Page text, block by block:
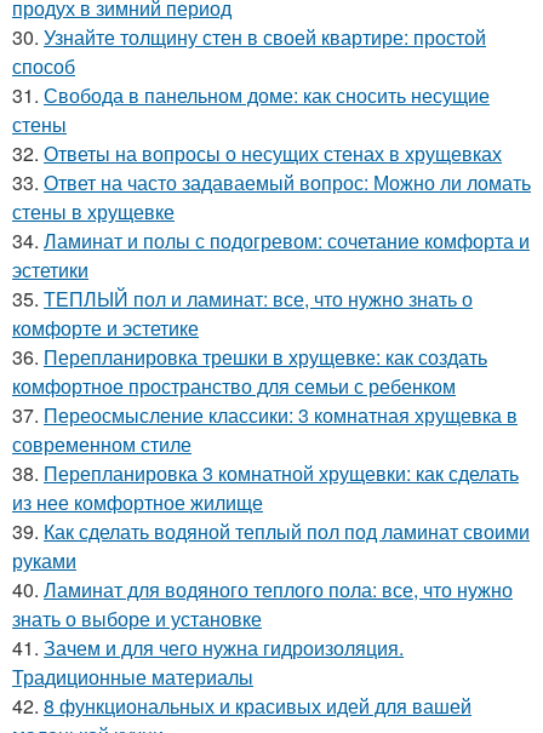
продух в зимний период
30. Узнайте толщину стен в своей квартире: простой
способ
31. Свобода в панельном доме: как сносить несущие
стены
32. Ответы на вопросы о несущих стенах в хрущевках
33. Ответ на часто задаваемый вопрос: Можно ли ломать
стены в хрущевке
34. Ламинат и полы с подогревом: сочетание комфорта и
эстетики
35. ТЕПЛЫЙ пол и ламинат: все, что нужно знать о
комфорте и эстетике
36. Перепланировка трешки в хрущевке: как создать
комфортное пространство для семьи с ребенком
37. Переосмысление классики: 3 комнатная хрущевка в
современном стиле
38. Перепланировка 3 комнатной хрущевки: как сделать
из нее комфортное жилище
39. Как сделать водяной теплый пол под ламинат своими
руками
40. Ламинат для водяного теплого пола: все, что нужно
знать о выборе и установке
41. Зачем и для чего нужна гидроизоляция.
Традиционные материалы
42. 8 функциональных и красивых идей для вашей